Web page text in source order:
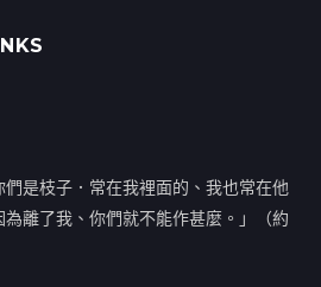
是枝子．常在我裡面的、我也常在他
離了我、你們就不能作甚麼。」（約